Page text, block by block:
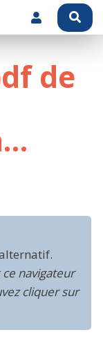
de
navigateur
cliquer sur